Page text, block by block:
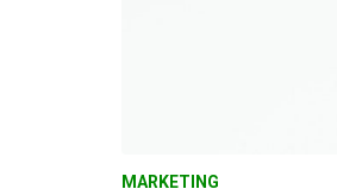
MARKETING